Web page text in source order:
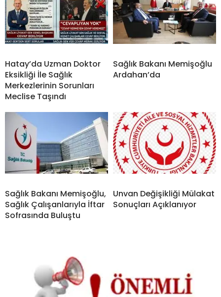
Hatay’da Uzman Doktor
Eksikliği İle Sağlık
Merkezlerinin Sorunları
Meclise Taşındı
Sağlık Bakanı Memişoğlu
Ardahan’da
Sağlık Bakanı Memişoğlu,
Sağlık Çalışanlarıyla İftar
Sofrasında Buluştu
Unvan Değişikliği Mülakat
Sonuçları Açıklanıyor